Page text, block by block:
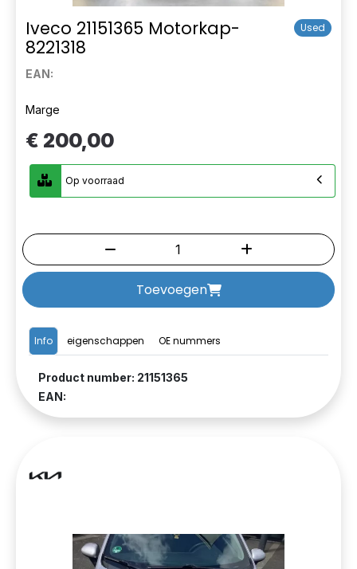
Iveco 21151365 Motorkap-
8221318
Used
EAN:
Info eigenschappen OE nummers
Product number: 21151365
EAN:
Marge
€ 200,00
Op voorraad
Toevoegen